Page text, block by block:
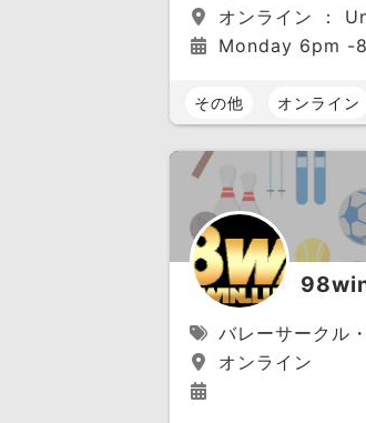
オンライン ：
Monday 6pm -
その他 オンライン
バレーサークル
オンライン